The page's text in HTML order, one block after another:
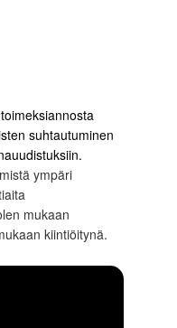
suhtautuminen
ympäri
mukaan
kiintiöitynä.